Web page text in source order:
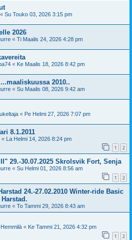
« Su Touko 03, 2026 3:15 pm
2026
« Ti Maalis 24, 2026 4:28 pm
« Ke Maalis 18, 2026 8:42 pm
2010..
« Su Maalis 08, 2026 9:42 am
« Pe Helmi 27, 2026 7:07 pm
8.1.2011
« La Helmi 14, 2026 8:24 pm
1 2
29.-30.07.2025 Skrolsvik Fort, Senja
« Su Helmi 01, 2026 8:56 am
1 2
24.-27.02.2010 Winter-ride Basic
« To Tammi 29, 2026 8:43 am
« Ke Tammi 21, 2026 4:32 pm
1 2